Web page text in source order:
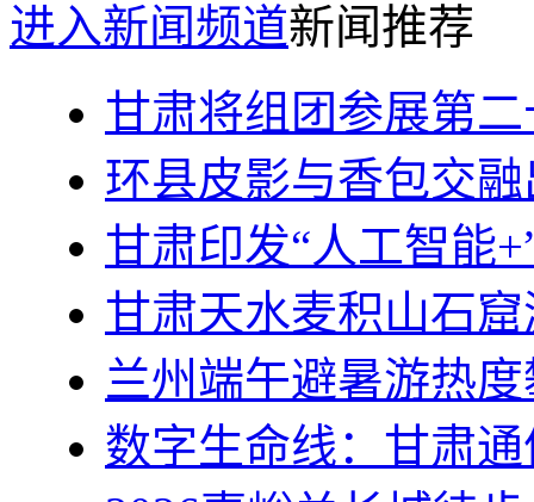
进入新闻频道新闻推荐
甘肃将组团参展第
环县皮影与香包交
甘肃印发“人工智能
甘肃天水麦积山石
兰州端午避暑游热
数字生命线：甘肃